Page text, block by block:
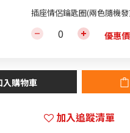
插座情侶鑰匙圈(兩色隨機
優惠
入購物車
加入追蹤清單